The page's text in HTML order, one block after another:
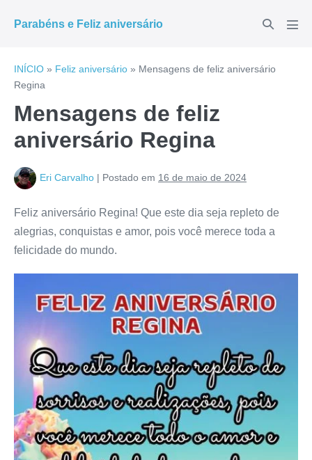
para
conteúdo
Parabéns e Feliz aniversário
Alternar
INÍCIO » Feliz aniversário » Mensagens de feliz aniversário
Regina
Mensagens de feliz
aniversário Regina
Eri Carvalho | Postado em 16 de maio de 2024
Feliz aniversário Regina! Que este dia seja repleto de
alegrias, conquistas e amor, pois você merece toda a
felicidade do mundo.